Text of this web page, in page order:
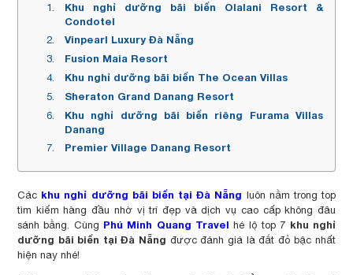
Khu nghỉ dưỡng bãi biển Olalani Resort &
Condotel
Vinpearl Luxury Đà Nẵng
Fusion Maia Resort
Khu nghỉ dưỡng bãi biển The Ocean Villas
Sheraton Grand Danang Resort
Khu nghỉ dưỡng bãi biển riêng Furama Villas
Danang
Premier Village Danang Resort
Các khu nghỉ dưỡng bãi biển tại Đà Nẵng luôn nằm trong top
tìm kiếm hàng đầu nhờ vị trí đẹp và dịch vụ cao cấp không đâu
sánh bằng. Cùng Phú Minh Quang Travel hé lộ top 7 khu nghỉ
dưỡng bãi biển tại Đà Nẵng được đánh giá là đắt đỏ bậc nhất
hiện nay nhé!